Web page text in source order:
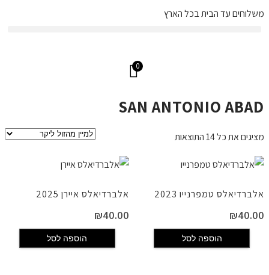
משלוחים עד הבית בכל הארץ
0
SAN ANTONIO ABAD
מציגים את כל ⁦14⁩ התוצאות
אלברדיאלס טמפרנייו 2023
₪40.00
הוספה לסל
אלברדיאלס איירן 2025
₪40.00
הוספה לסל